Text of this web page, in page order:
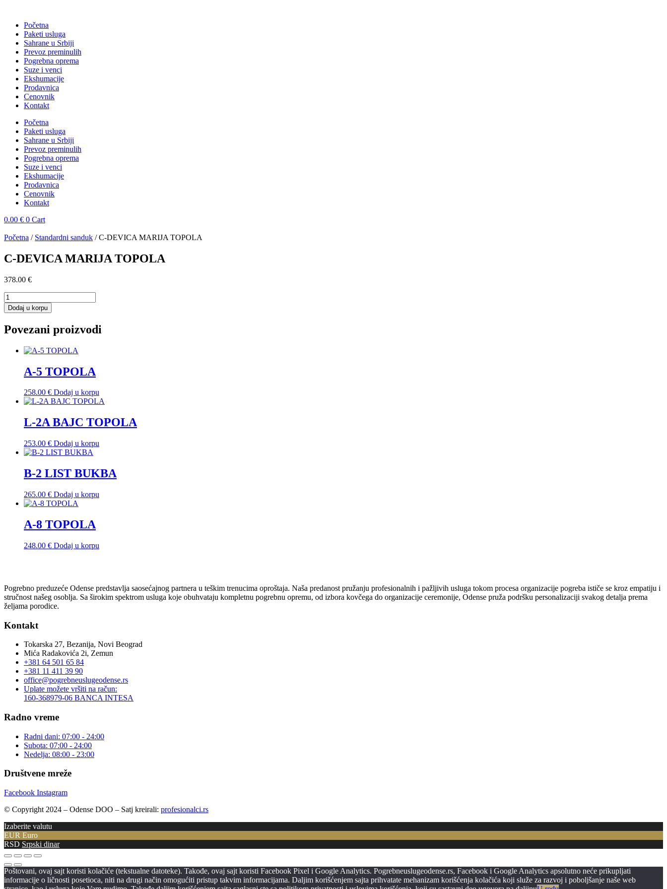
sadržajPočetna
Paketi usluga
Sahrane u Srbiji
Prevoz preminulih
Pogrebna oprema
Suze i venci
Ekshumacije
Prodavnica
Cenovnik
Kontakt
Početna
Paketi usluga
Sahrane u Srbiji
Prevoz preminulih
Pogrebna oprema
Suze i venci
Ekshumacije
Prodavnica
Cenovnik
Kontakt
0.00 € 0 Cart
Početna / Standardni sanduk / C-DEVICA MARIJA TOPOLA
C-DEVICA MARIJA TOPOLA
378.00 €
C-
DEVICA
MARIJA
količina
Dodaj u korpu
Povezani proizvodi
A-5 TOPOLA
258.00 € Dodaj u korpu
L-2A BAJC TOPOLA
253.00 € Dodaj u korpu
B-2 LIST BUKBA
265.00 € Dodaj u korpu
A-8 TOPOLA
248.00 € Dodaj u korpu
Pogrebno preduzeće Odense predstavlja saosećajnog partnera u teškim trenucima oproštaja. Naša predanost pružanju profesionalnih i pažljivih usluga tokom procesa organizacije pogreba ističe se kroz empatiju i
stručnost našeg osoblja. Sa širokim spektrom usluga koje obuhvataju kompletnu pogrebnu opremu, od izbora kovčega do organizacije ceremonije, Odense pruža podršku personalizaciji svakog detalja prema
željama porodice.
Kontakt
Tokarska 27, Bezanija, Novi Beograd
Mića Radakovića 2i, Zemun
+381 64 501 65 84
+381 11 411 39 90
office@pogrebneuslugeodense.rs
Uplate možete vršiti na račun:
160-368979-06 BANCA INTESA
Radno vreme
Radni dani: 07:00 - 24:00
Subota: 07:00 - 24:00
Nedelja: 08:00 - 23:00
Društvene mreže
Facebook Instagram
© Copyright 2024 – Odense DOO – Satj kreirali: profesionalci.rs
Izaberite valutu
EUR Euro
RSD Srpski dinar
Poštovani, ovaj sajt koristi kolačiće (tekstualne datoteke). Takođe, ovaj sajt koristi Facebook Pixel i Google Analytics. Pogrebneuslugeodense.rs, Facebook i Google Analytics apsolutno neće prikupljati
informacije o ličnosti posetioca, niti na drugi način omogućiti pristup takvim informacijama. Daljim korišćenjem sajta prihvatate mehanizam korišćenja kolačića koji služe za razvoj i poboljšanje naše web